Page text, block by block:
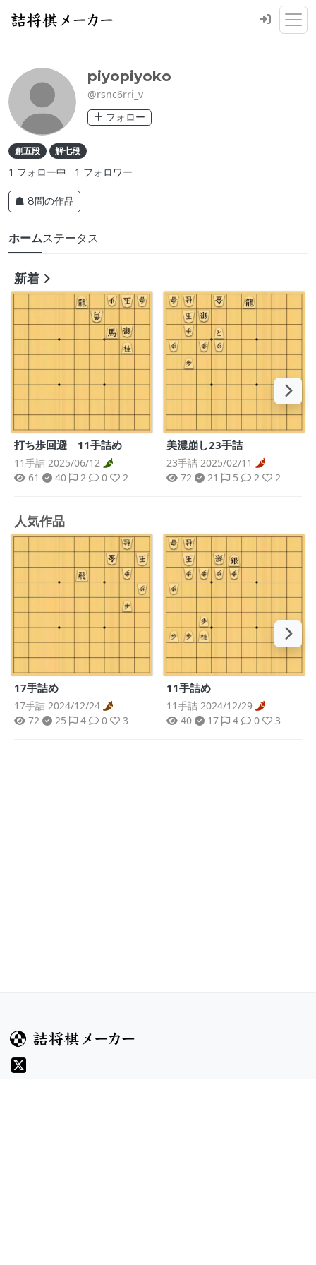
piyopiyoko
@rsnc6rri_v
フォロー
創五段 解七段
1 フォロー中 1 フォロワー
☗ 8問の作品
ホームステータス
新着
打ち歩回避 11手詰め
11手詰 2025/06/12
61
40 2 0 2
美濃崩し23手詰
23手詰 2025/02/11
72
21 5 2 2
人気作品
17手詰め
17手詰 2024/12/24
72
25 4 0 3
11手詰め
11手詰 2024/12/29
40
17 4 0 3